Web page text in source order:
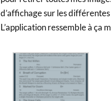
d’affichage sur les
L’application ressemble à ça